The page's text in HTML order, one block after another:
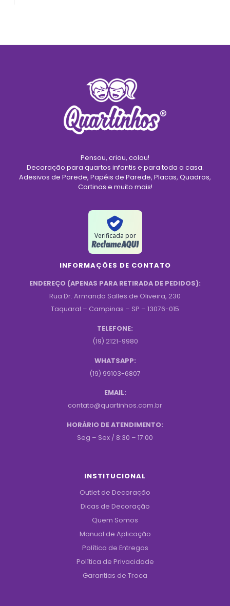
Pensou, criou, colou!
Decoração para quartos infantis e para toda a casa.
Adesivos de Parede, Papéis de Parede, Placas, Quadros,
Cortinas e muito mais!
Verificada por
INFORMAÇÕES DE CONTATO
ENDEREÇO (APENAS PARA RETIRADA DE PEDIDOS):
Rua Dr. Armando Salles de Oliveira, 230
Taquaral – Campinas – SP – 13076-015
TELEFONE:
(19) 2121-9980
WHATSAPP:
(19) 99103-6807
EMAIL:
contato@quartinhos.com.br
HORÁRIO DE ATENDIMENTO:
Seg – Sex / 8:30 – 17:00
INSTITUCIONAL
Outlet de Decoração
Dicas de Decoração
Quem Somos
Manual de Aplicação
Política de Entregas
Política de Privacidade
Garantias de Troca